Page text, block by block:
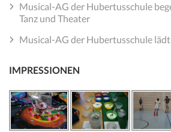
Musical-AG der Hubertusschule
Tanz und Theater
Musical-AG der Hubertusschule
IMPRESSIONEN